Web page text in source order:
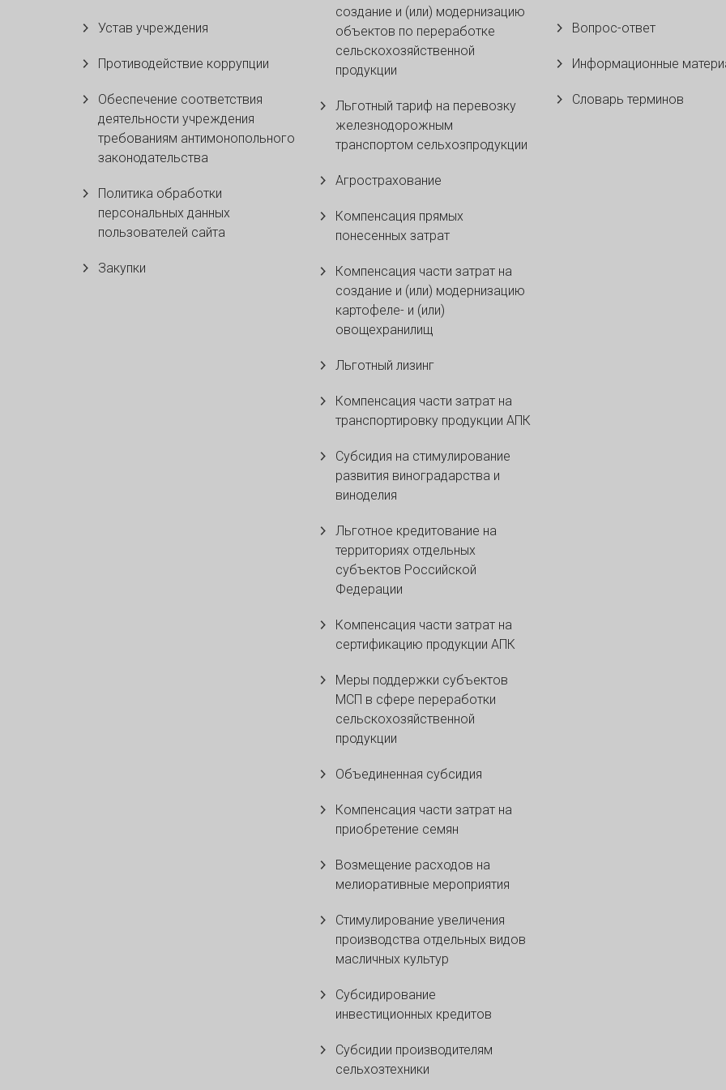
Устав учреждения
Противодействие коррупции
Обеспечение соответствия
деятельности учреждения
требованиям антимонопольного
законодательства
Политика обработки
персональных данных
пользователей сайта
Закупки
создание и (или) модернизацию
объектов по переработке
сельскохозяйственной
продукции
Льготный тариф на перевозку
железнодорожным
транспортом сельхозпродукции
Агрострахование
Компенсация прямых
понесенных затрат
Компенсация части затрат на
создание и (или) модернизацию
картофеле- и (или)
овощехранилищ
Льготный лизинг
Компенсация части затрат на
транспортировку продукции АПК
Субсидия на стимулирование
развития виноградарства и
виноделия
Льготное кредитование на
территориях отдельных
субъектов Российской
Федерации
Компенсация части затрат на
сертификацию продукции АПК
Меры поддержки субъектов
МСП в сфере переработки
сельскохозяйственной
продукции
Объединенная субсидия
Компенсация части затрат на
приобретение семян
Возмещение расходов на
мелиоративные мероприятия
Стимулирование увеличения
производства отдельных видов
масличных культур
Субсидирование
инвестиционных кредитов
Субсидии производителям
сельхозтехники
Вопрос-ответ
Информационные
Словарь терминов